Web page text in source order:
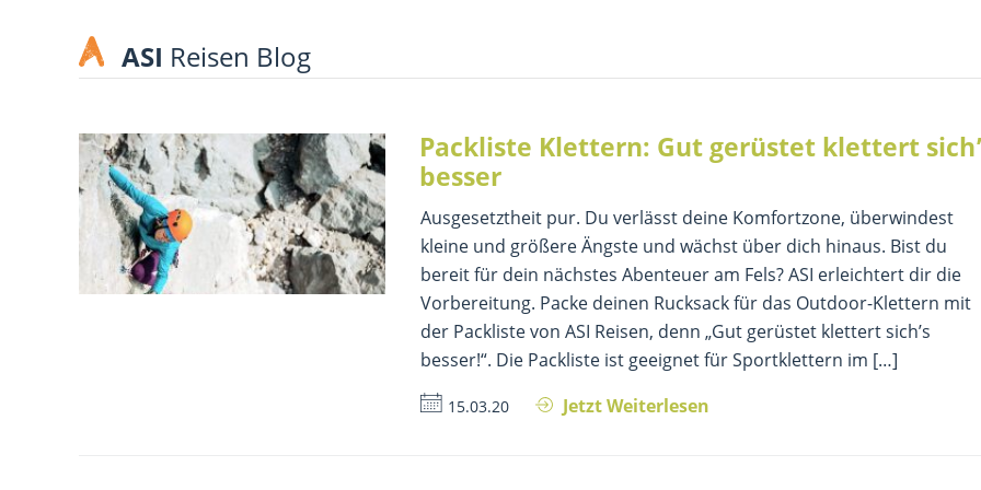
ASI Reisen Blog
Packliste Klettern: Gut gerüstet klettert
besser
Ausgesetztheit pur. Du verlässt deine Komfortzone, überwindest
kleine und größere Ängste und wächst über dich hinaus. Bist du
bereit für dein nächstes Abenteuer am Fels? ASI erleichtert dir die
Vorbereitung. Packe deinen Rucksack für das Outdoor-Klettern mit
der Packliste von ASI Reisen, denn „Gut gerüstet klettert sich’s
besser!“. Die Packliste ist geeignet für Sportklettern im […]
15.03.20 Jetzt Weiterlesen